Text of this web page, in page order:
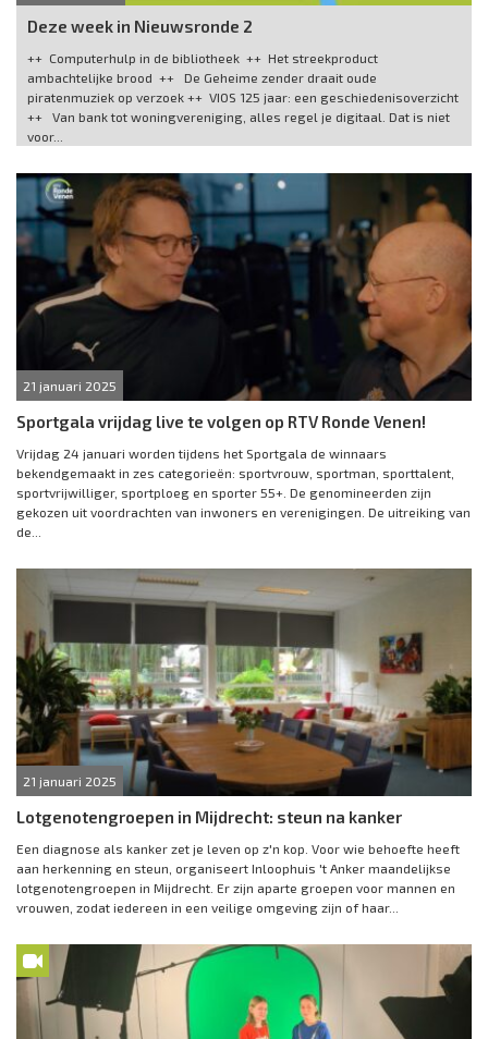
Deze week in Nieuwsronde 2
++ Computerhulp in de bibliotheek ++ Het streekproduct
ambachtelijke brood ++ De Geheime zender draait oude
piratenmuziek op verzoek ++ VIOS 125 jaar: een geschiedenisoverzicht
++ Van bank tot woningvereniging, alles regel je digitaal. Dat is niet
voor...
21 januari 2025
Sportgala vrijdag live te volgen op RTV Ronde Venen!
Vrijdag 24 januari worden tijdens het Sportgala de winnaars
bekendgemaakt in zes categorieën: sportvrouw, sportman, sporttalent,
sportvrijwilliger, sportploeg en sporter 55+. De genomineerden zijn
gekozen uit voordrachten van inwoners en verenigingen. De uitreiking van
de...
21 januari 2025
Lotgenotengroepen in Mijdrecht: steun na kanker
Een diagnose als kanker zet je leven op z'n kop. Voor wie behoefte heeft
aan herkenning en steun, organiseert Inloophuis 't Anker maandelijkse
lotgenotengroepen in Mijdrecht. Er zijn aparte groepen voor mannen en
vrouwen, zodat iedereen in een veilige omgeving zijn of haar...